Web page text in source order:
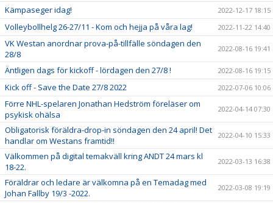
Kämpaseger idag! 2022-12-17 18:15
Volleybollhelg 26-27/11 - Kom och hejja på våra lag! 2022-11-22 14:40
VK Westan anordnar prova-på-tillfälle söndagen den
28/8
2022-08-16 19:41
Äntligen dags för kickoff - lördagen den 27/8 ! 2022-08-16 19:15
Kick off - Save the Date 27/8 2022 2022-07-06 10:06
Förre NHL-spelaren Jonathan Hedström föreläser om
psykisk ohälsa
2022-04-14 07:30
Obligatorisk föräldra-drop-in söndagen den 24 april! Det
handlar om Westans framtid!!
2022-04-10 15:33
Välkommen på digital temakväll kring ANDT 24 mars kl
18-22.
2022-03-13 16:38
Föräldrar och ledare är välkomna på en Temadag med
Johan Fallby 19/3 -2022.
2022-03-08 19:19